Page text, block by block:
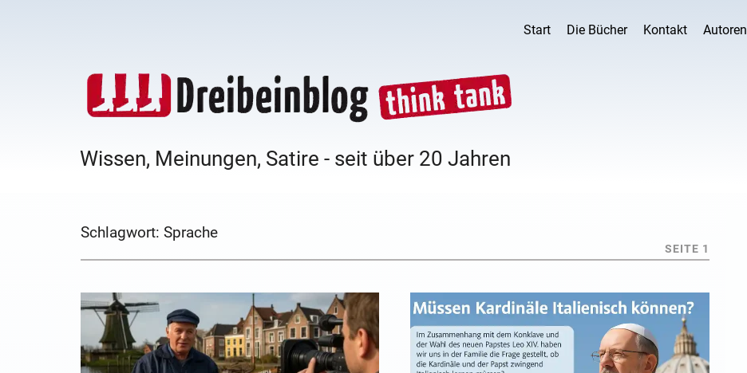
Start Die Bücher Kontakt Autoren
Wissen, Meinungen, Satire - seit über 20 Jahren
Schlagwort: Sprache
SEITE 1